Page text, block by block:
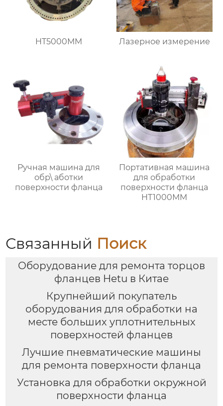
HT5000MM Лазерное измерение
Ручная машина для
обр\ аботки
поверхности фланца
Портативная машина
для обработки
поверхности фланца
HT1000MM
Связанный Поиск
Оборудование для ремонта торцов
фланцев Hetu в Китае
Крупнейший покупатель
оборудования для обработки на
месте больших уплотнительных
поверхностей фланцев
Лучшие пневматические машины
для ремонта поверхности фланца
Установка для обработки окружной
поверхности фланца